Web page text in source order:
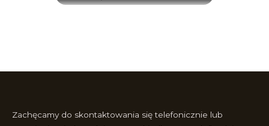
Zachęcamy do skontaktowania się telefonicznie lub